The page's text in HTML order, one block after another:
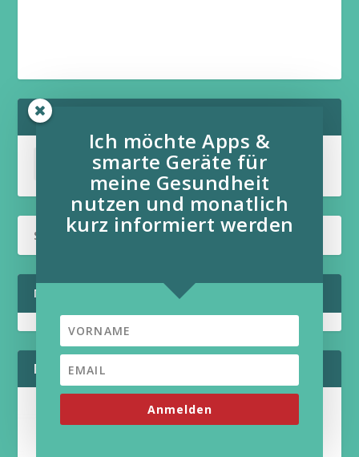
ÜBERSICHT ALLER ARTIKEL ZUM THEMA:
MEINE-GESUNDHEITSHELFER AUF FACEBOOK
MEIN AKTUELLES BUCH:
Ich möchte Apps &
smarte Geräte für
meine Gesundheit
nutzen und monatlich
kurz informiert werden
Anmelden